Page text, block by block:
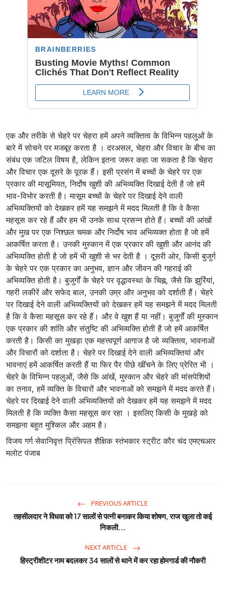
एक और तरीके से चेहरे पर चेहरा हमें अपने व्यक्तित्व के विभिन्न पहलुओं के
बारे में सोचने पर मजबूर करता है । दरअसल, चेहरा और विचार के बीच का
संबंध एक जटिल विषय है, लेकिन इतना जरूर कहा जा सकता है कि चेहरा
और विचार एक दूसरे के पूरक हैं। इसी प्रसंग में बच्चों के चेहरे पर एक
प्रकार की मासूमियत, निर्दोष खुशी की अभिव्यक्ति दिखाई देती है जो हमें
भाव-विभोर करती है। मासूम बच्चों के चेहरे पर दिखाई देने वाली
अभिव्यक्तियों को देखकर हमें यह समझने में मदद मिलती है कि वे कैसा
महसूस कर रहे हैं और हम भी उनके साथ प्रसन्न होते हैं। बच्चों की आंखों
और मुख पर एक निश्छल चमक और निर्दोष भाव अभिव्यक्त होता है जो हमें
आकर्षित करता है। उनकी मुस्कान में एक प्रकार की खुशी और आनंद की
अभिव्यक्ति होती है जो हमें भी खुशी से भर देती है । दूसरी ओर, किसी बुजुर्ग
के चेहरे पर एक प्रकार का अनुभव, ज्ञान और जीवन की गहराई की
अभिव्यक्ति होती है। बुजुर्गों के चेहरे पर वृद्धावस्था के चिह्न, जैसे कि झुर्रियां,
गहरी लकीरें और सफेद बाल, उनकी उम्र और अनुभव को दर्शाती हैं। चेहरे
पर दिखाई देने वाली अभिव्यक्तियों को देखकर हमें यह समझने में मदद मिलती
है कि वे कैसा महसूस कर रहे हैं। और वे खुश हैं या नहीं। बुजुर्गों की मुस्कान
एक प्रकार की शांति और संतुष्टि की अभिव्यक्ति होती है जो हमें आकर्षित
करती है। किसी का मुखड़ा एक महत्त्वपूर्ण आगाज है जो व्यक्तित्व, भावनाओं
और विचारों को दर्शाता है। चेहरे पर दिखाई देने वाली अभिव्यक्तियां और
भावनाएं हमें आकर्षित करती हैं या फिर पैर पीछे खींचने के लिए प्रेरित भी ।
चेहरे के विभिन्न पहलुओं, जैसे कि आंखें, मुस्कान और चेहरे की मांसपेशियों
का तनाव, हमें व्यक्ति के विचारों और भावनाओं को समझने में मदद करते हैं।
चेहरे पर दिखाई देने वाली अभिव्यक्तियों को देखकर हमें यह समझने में मदद
मिलती है कि व्यक्ति कैसा महसूस कर रहा । इसलिए किसी के मुखड़े को
समझना बहुत मुश्किल और अहम है।
विजय गर्ग सेवानिवृत्त प्रिंसिपल शैक्षिक स्तंभकार स्ट्रीट कौर चंद एमएचआर
मलोट पंजाब
PREVIOUS ARTICLE
तहसीलदार ने विधवा को 17 सालों से पत्नी बनाकर किया शोषण, राज खुला तो कई
निकली...
NEXT ARTICLE
हिस्ट्रीशीटर नाम बदलकर 34 सालों से थाने में कर रहा होमगार्ड की नौकरी